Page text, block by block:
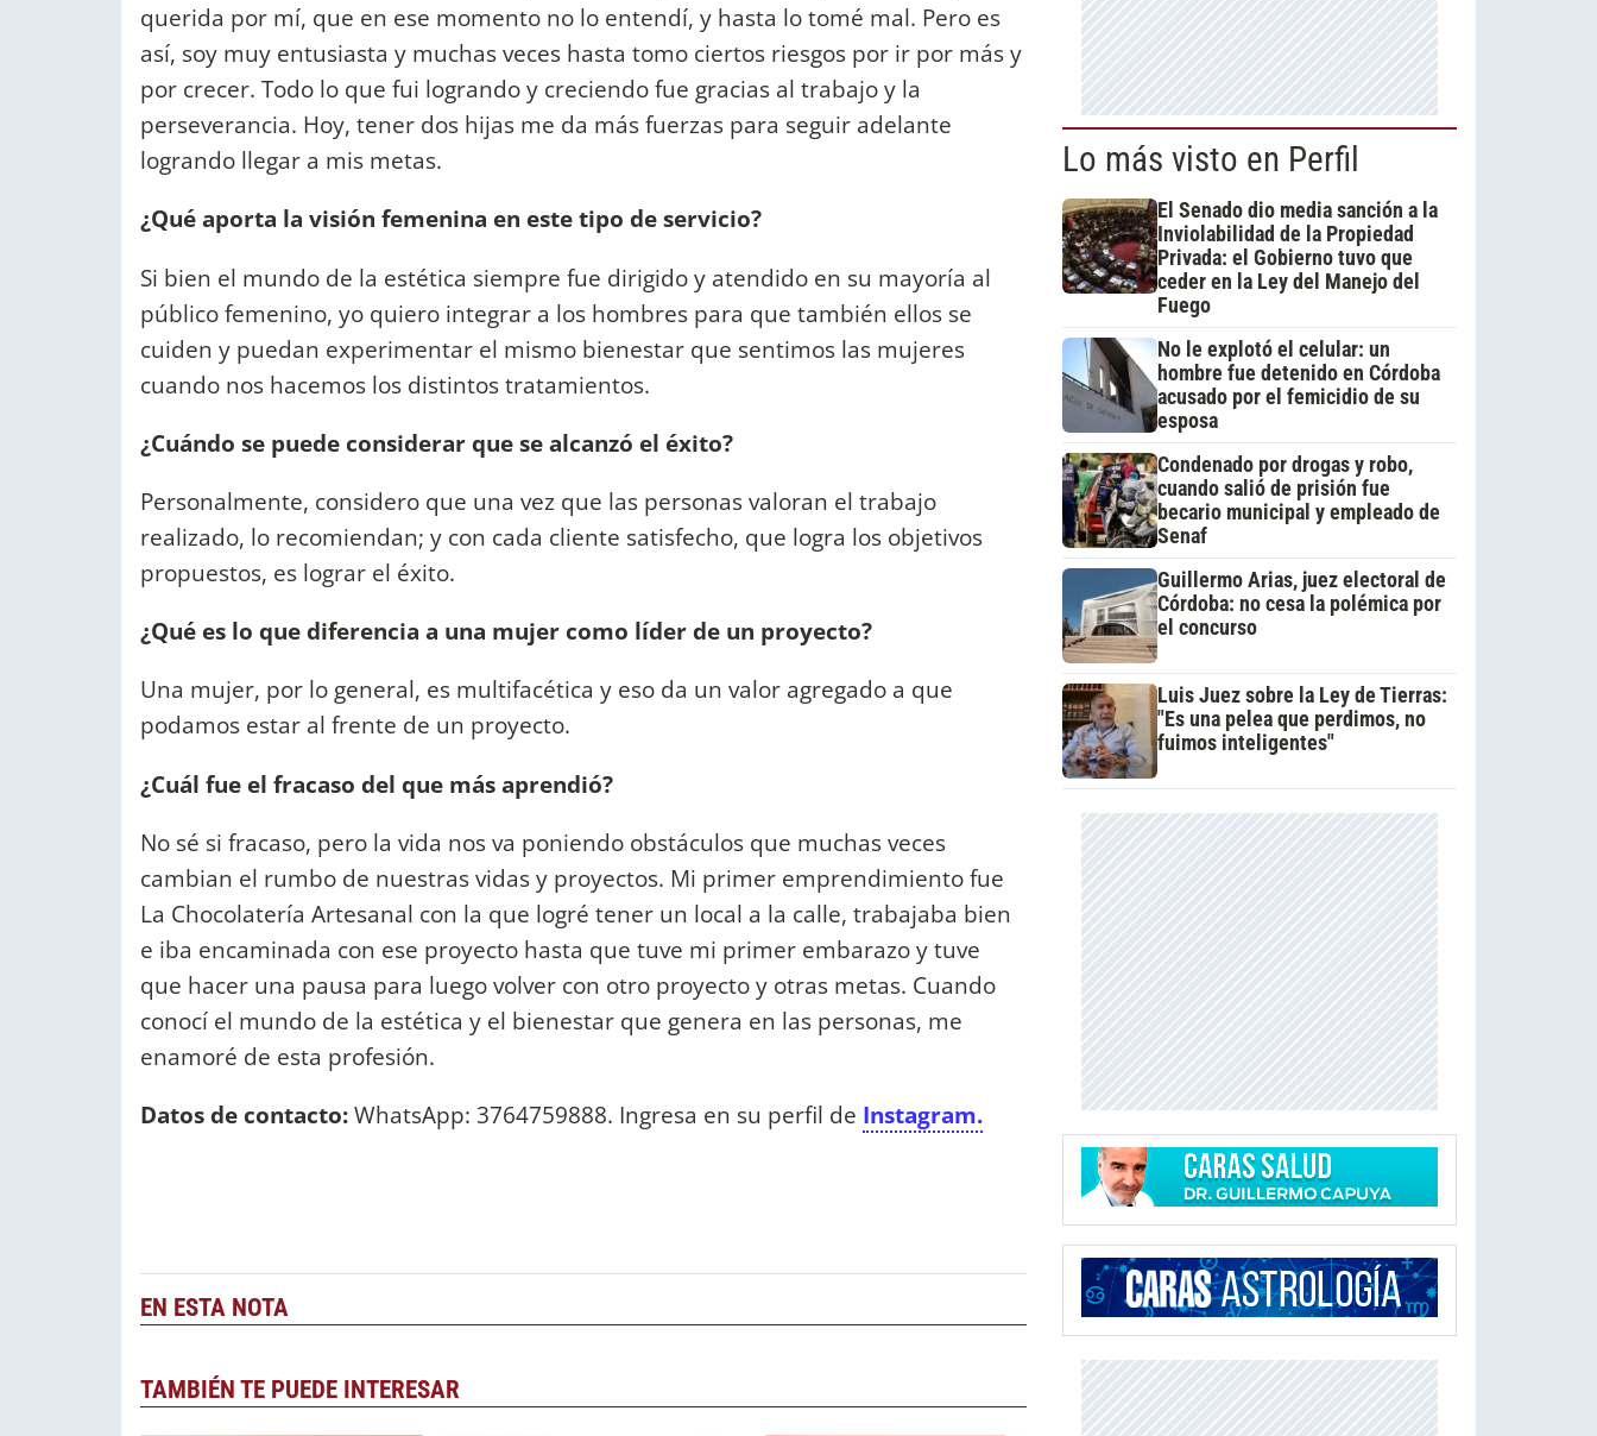
querida por mí, que en ese momento no lo entendí, y hasta lo tomé mal. Pero es
así, soy muy entusiasta y muchas veces hasta tomo ciertos riesgos por ir por más y
por crecer. Todo lo que fui logrando y creciendo fue gracias al trabajo y la
perseverancia. Hoy, tener dos hijas me da más fuerzas para seguir adelante
logrando llegar a mis metas.
¿Qué aporta la visión femenina en este tipo de servicio?
Si bien el mundo de la estética siempre fue dirigido y atendido en su mayoría al
público femenino, yo quiero integrar a los hombres para que también ellos se
cuiden y puedan experimentar el mismo bienestar que sentimos las mujeres
cuando nos hacemos los distintos tratamientos.
¿Cuándo se puede considerar que se alcanzó el éxito?
Personalmente, considero que una vez que las personas valoran el trabajo
realizado, lo recomiendan; y con cada cliente satisfecho, que logra los objetivos
propuestos, es lograr el éxito.
¿Qué es lo que diferencia a una mujer como líder de un proyecto?
Una mujer, por lo general, es multifacética y eso da un valor agregado a que
podamos estar al frente de un proyecto.
¿Cuál fue el fracaso del que más aprendió?
No sé si fracaso, pero la vida nos va poniendo obstáculos que muchas veces
cambian el rumbo de nuestras vidas y proyectos. Mi primer emprendimiento fue
La Chocolatería Artesanal con la que logré tener un local a la calle, trabajaba bien
e iba encaminada con ese proyecto hasta que tuve mi primer embarazo y tuve
que hacer una pausa para luego volver con otro proyecto y otras metas. Cuando
conocí el mundo de la estética y el bienestar que genera en las personas, me
enamoré de esta profesión.
Datos de contacto:WhatsApp: 3764759888. Ingresa en su perfil de Instagram.
EN ESTA NOTA
TAMBIÉN TE PUEDE INTERESAR
Lo más visto en Perfil
El Senado dio media sanción a la
Inviolabilidad de la Propiedad
Privada: el Gobierno tuvo que
ceder en la Ley del Manejo del
Fuego
No le explotó el celular: un
hombre fue detenido en Córdoba
acusado por el femicidio de su
esposa
Condenado por drogas y robo,
cuando salió de prisión fue
becario municipal y empleado de
Senaf
Guillermo Arias, juez electoral de
Córdoba: no cesa la polémica por
el concurso
Luis Juez sobre la Ley de Tierras:
"Es una pelea que perdimos, no
fuimos inteligentes"